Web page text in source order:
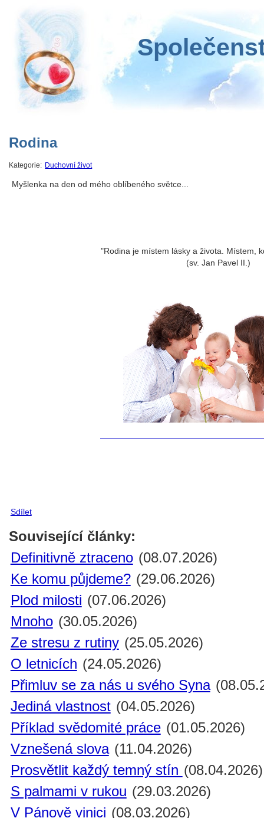
Rodina
Kategorie: Duchovní život
Myšlenka na den od mého oblíbeného světce...
"Rodina je místem lásky a života. Místem,
(sv. Jan Pavel II.)
Sdílet
Související články:
Definitivně ztraceno (08.07.2026)
Ke komu půjdeme? (29.06.2026)
Plod milosti (07.06.2026)
Mnoho (30.05.2026)
Ze stresu z rutiny (25.05.2026)
O letnicích (24.05.2026)
Přimluv se za nás u svého Syna
Jediná vlastnost (04.05.2026)
Příklad svědomité práce (01.05.2026)
Vznešená slova (11.04.2026)
Prosvětlit každý temný stín (08.04.2026)
S palmami v rukou (29.03.2026)
V Pánově vinici (08.03.2026)